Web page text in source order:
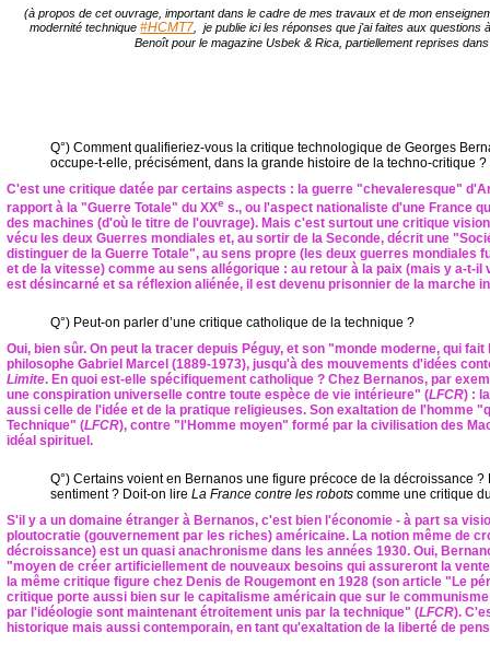
(à propos de cet ouvrage, important dans le cadre de mes travaux et de mon
modernité technique#HCMT7 , je publie ici les réponses que j'ai faites aux questions
Benoît pour le magazine Usbek & Rica, partiellement reprises
Q°) Comment qualifieriez-vous la critique technologique de Georges
occupe-t-elle, précisément, dans la grande histoire de la techno-critique ?
C'est une critique datée par certains aspects : la guerre "chevaleresque"
rapport à la "Guerre Totale" du XXe s., ou l'aspect nationaliste d'une France
des machines (d'où le titre de l'ouvrage). Mais c'est surtout une critique
vécu les deux Guerres mondiales et, au sortir de la Seconde, décrit une
distinguer de la Guerre Totale", au sens propre (les deux guerres mondiales
et de la vitesse) comme au sens allégorique : au retour à la paix (mais y a-t-il
est désincarné et sa réflexion aliénée, il est devenu prisonnier de la marche
Q°) Peut-on parler d’une critique catholique de la technique ?
Oui, bien sûr. On peut la tracer depuis Péguy, et son "monde moderne, qui
philosophe Gabriel Marcel (1889-1973), jusqu'à des mouvements d'idées
Limite. En quoi est-elle spécifiquement catholique ? Chez Bernanos, par
une conspiration universelle contre toute espèce de vie intérieure" (LFCR) :
aussi celle de l'idée et de la pratique religieuses. Son exaltation de l'homme
Technique" (LFCR), contre "l'Homme moyen" formé par la civilisation des
idéal spirituel.
Q°) Certains voient en Bernanos une figure précoce de la décroissance ?
sentiment ? Doit-on lire La France contre les robots comme une critique
S'il y a un domaine étranger à Bernanos, c'est bien l'économie - à part sa
ploutocratie (gouvernement par les riches) américaine. La notion même de
décroissance) est un quasi anachronisme dans les années 1930. Oui,
"moyen de créer artificiellement de nouveaux besoins qui assureront la
la même critique figure chez Denis de Rougemont en 1928 (son article "Le
critique porte aussi bien sur le capitalisme américain que sur le
par l'idéologie sont maintenant étroitement unis par la technique" (LFCR).
historique mais aussi contemporain, en tant qu'exaltation de la liberté de